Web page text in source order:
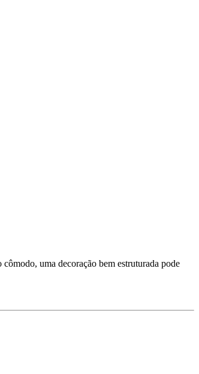
uma decoração bem estruturada pode